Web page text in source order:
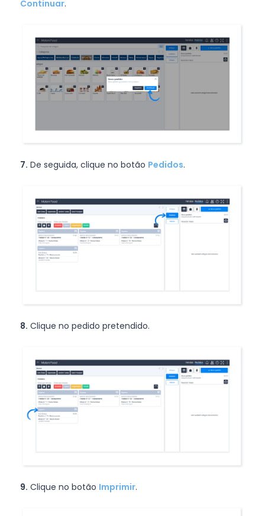
Continuar.
7. De seguida, clique no botão Pedidos.
8. Clique no pedido pretendido.
9. Clique no botão Imprimir.